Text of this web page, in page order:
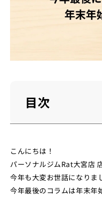
目次
こんにちは！
パーソナルジムRat大宮店
今年も大変お世話になりま
今年最後のコラムは年末年